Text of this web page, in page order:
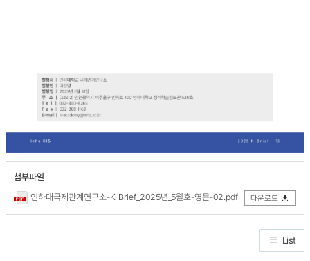
첨부파일
인하대국제관계연구소-K-Brief_2025년_5월호-영문-02.pdf
다운로드
List